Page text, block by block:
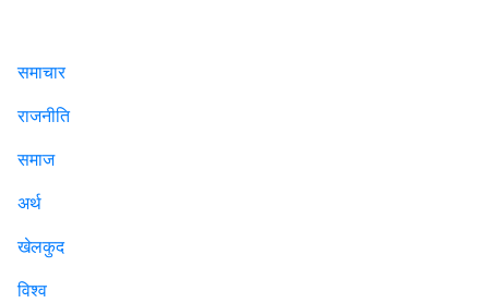
समाचार
राजनीति
समाज
अर्थ
खेलकुद
विश्व